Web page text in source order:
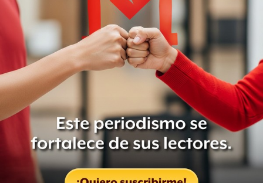
Ayer, la Fiscalía de Nayarit giró una orden de
aprehensión contra el exgobernador Roberto Sandoval
por los probables delitos de peculado y ejercicio indebido
de funciones.